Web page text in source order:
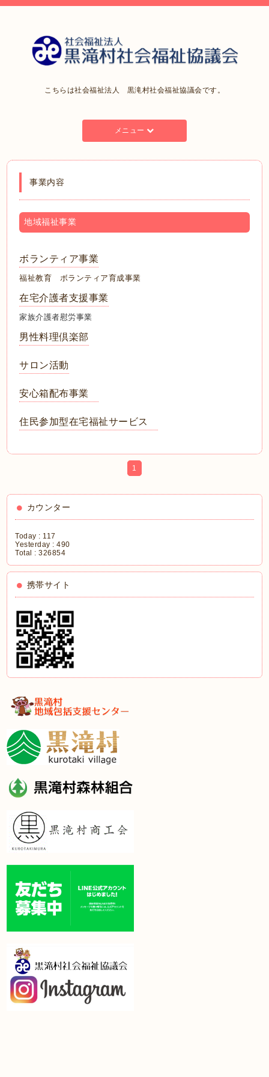
こちらは社会福祉法人 黒滝村社会福祉協議会です。
メニュー
事業内容
地域福祉事業
ボランティア事業
福祉教育 ボランティア育成事業
在宅介護者支援事業
家族介護者慰労事業
男性料理倶楽部
サロン活動
安心箱配布事業
住民参加型在宅福祉サービス
1
カウンター
Today : 117
Yesterday :490
Total :326854
携帯サイト